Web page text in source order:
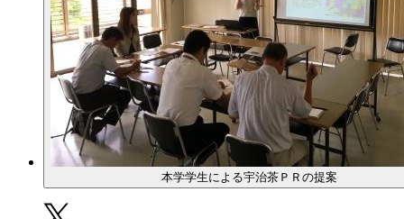
本学学生による宇治茶ＰＲの提案